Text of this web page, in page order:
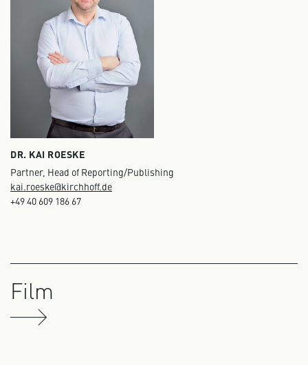
DR. KAI ROESKE
Partner, Head of Reporting/Publishing
kai.roeske@kirchhoff.de
+49 40 609 186 67
Film